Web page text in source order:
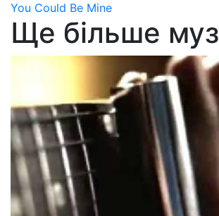
You Could Be Mine
Ще більше